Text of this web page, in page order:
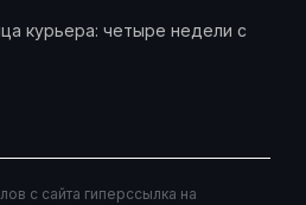
курьера: четыре недели с
с сайта гиперссылка на